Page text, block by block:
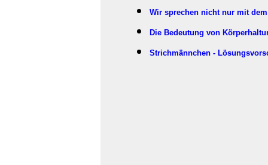
Wir sprechen nicht nur mit
Die Bedeutung von
Strichmännchen -